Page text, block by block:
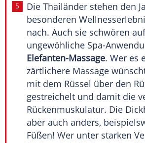
Die Thailänder stehen den
besonderen
nach. Auch sie schwören
ungewöhliche Spa-
Elefanten-Massage. Wer es
zärtlichere Massage
mit dem Rüssel über den
gestreichelt und damit die
Rückenmuskulatur. Die
aber auch anders,
Füßen! Wer unter starken